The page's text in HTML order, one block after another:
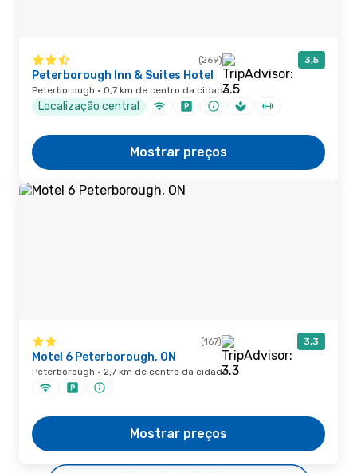
(269) 3,5
Peterborough Inn & Suites Hotel
Peterborough · 0,7 km de centro da cidade
Localização central
Mostrar preços
(167) 3,3
Motel 6 Peterborough, ON
Peterborough · 2,7 km de centro da cidade
Mostrar preços